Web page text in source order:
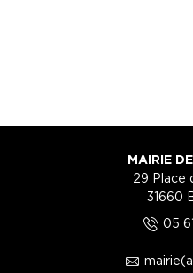
MAIRIE
29 Place
31660
505
1